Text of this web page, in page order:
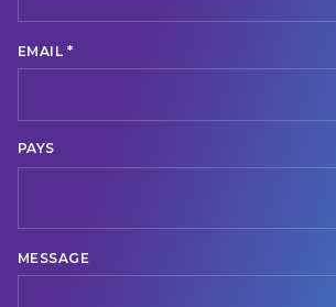
EMAIL *
PAYS
MESSAGE